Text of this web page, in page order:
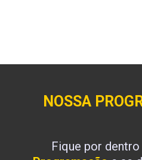
NOSSA
Fique por